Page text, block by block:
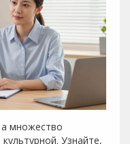
а множество
Узнайте,